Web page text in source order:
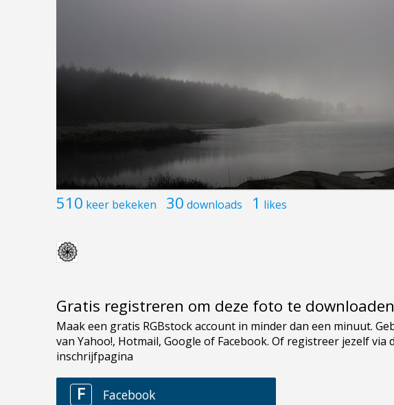
510 keer bekeken 30 downloads 1 likes
Gratis registreren om deze foto te downloaden